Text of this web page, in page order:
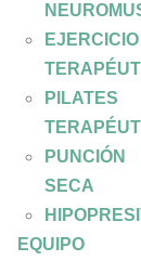
EJERCICIO
PILATES
PUNCIÓN
SECA
EQUIPO